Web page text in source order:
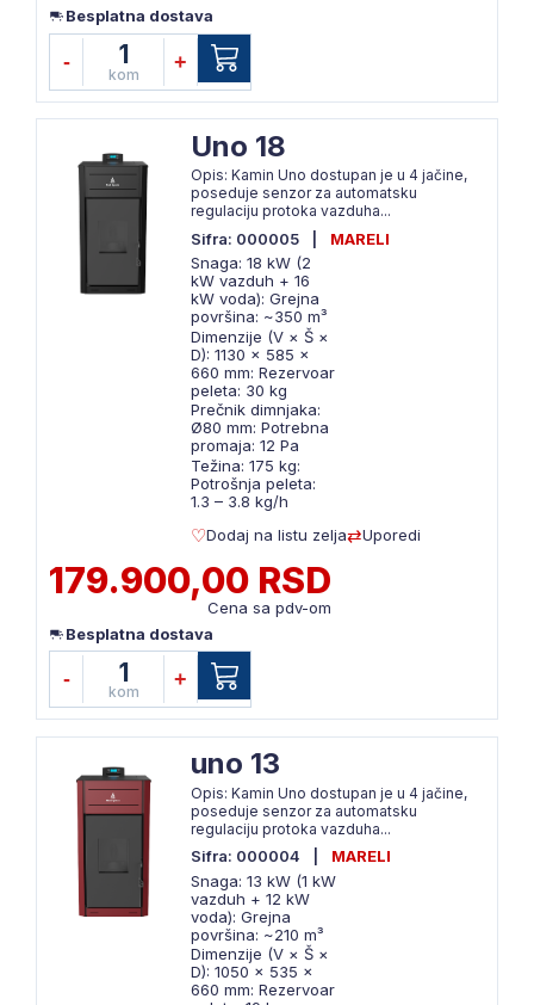
Besplatna dostava
- 1
kom
+
Uno 18
Opis: Kamin Uno dostupan je u 4 jačine,
poseduje senzor za automatsku
regulaciju protoka vazduha...
Sifra: 000005
MARELI
Snaga: 18 kW (2
kW vazduh + 16
kW voda): Grejna
površina: ~350 m³
Dimenzije (V × Š ×
D): 1130 × 585 ×
660 mm: Rezervoar
peleta: 30 kg
Prečnik dimnjaka:
Ø80 mm: Potrebna
promaja: 12 Pa
Težina: 175 kg:
Potrošnja peleta:
1.3 – 3.8 kg/h
Dodaj na listu zelja
Uporedi
179.900,00 RSD
Cena sa pdv-om
Besplatna dostava
- 1
kom
+
uno 13
Opis: Kamin Uno dostupan je u 4 jačine,
poseduje senzor za automatsku
regulaciju protoka vazduha...
Sifra: 000004
MARELI
Snaga: 13 kW (1 kW
vazduh + 12 kW
voda): Grejna
površina: ~210 m³
Dimenzije (V × Š ×
D): 1050 × 535 ×
660 mm: Rezervoar